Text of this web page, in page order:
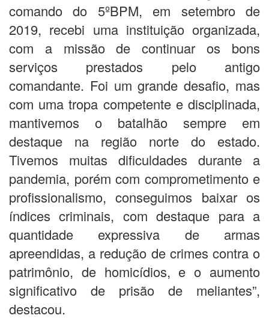
comando do 5ºBPM, em setembro de
2019, recebi uma instituição organizada,
com a missão de continuar os bons
serviços prestados pelo antigo
comandante. Foi um grande desafio, mas
com uma tropa competente e disciplinada,
mantivemos o batalhão sempre em
destaque na região norte do estado.
Tivemos muitas dificuldades durante a
pandemia, porém com comprometimento e
profissionalismo, conseguimos baixar os
índices criminais, com destaque para a
quantidade expressiva de armas
apreendidas, a redução de crimes contra o
patrimônio, de homicídios, e o aumento
significativo de prisão de meliantes”,
destacou.